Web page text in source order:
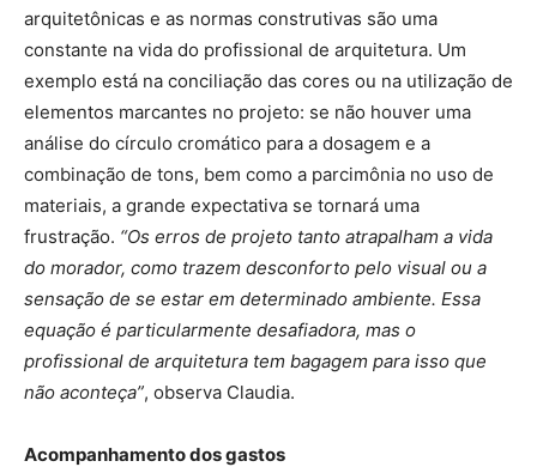
arquitetônicas e as normas construtivas são uma
constante na vida do profissional de arquitetura. Um
exemplo está na conciliação das cores ou na utilização de
elementos marcantes no projeto: se não houver uma
análise do círculo cromático para a dosagem e a
combinação de tons, bem como a parcimônia no uso de
materiais, a grande expectativa se tornará uma
frustração. “Os erros de projeto tanto atrapalham a vida
do morador, como trazem desconforto pelo visual ou a
sensação de se estar em determinado ambiente. Essa
equação é particularmente desafiadora, mas o
profissional de arquitetura tem bagagem para isso que
não aconteça”, observa Claudia.
Acompanhamento dos gastos